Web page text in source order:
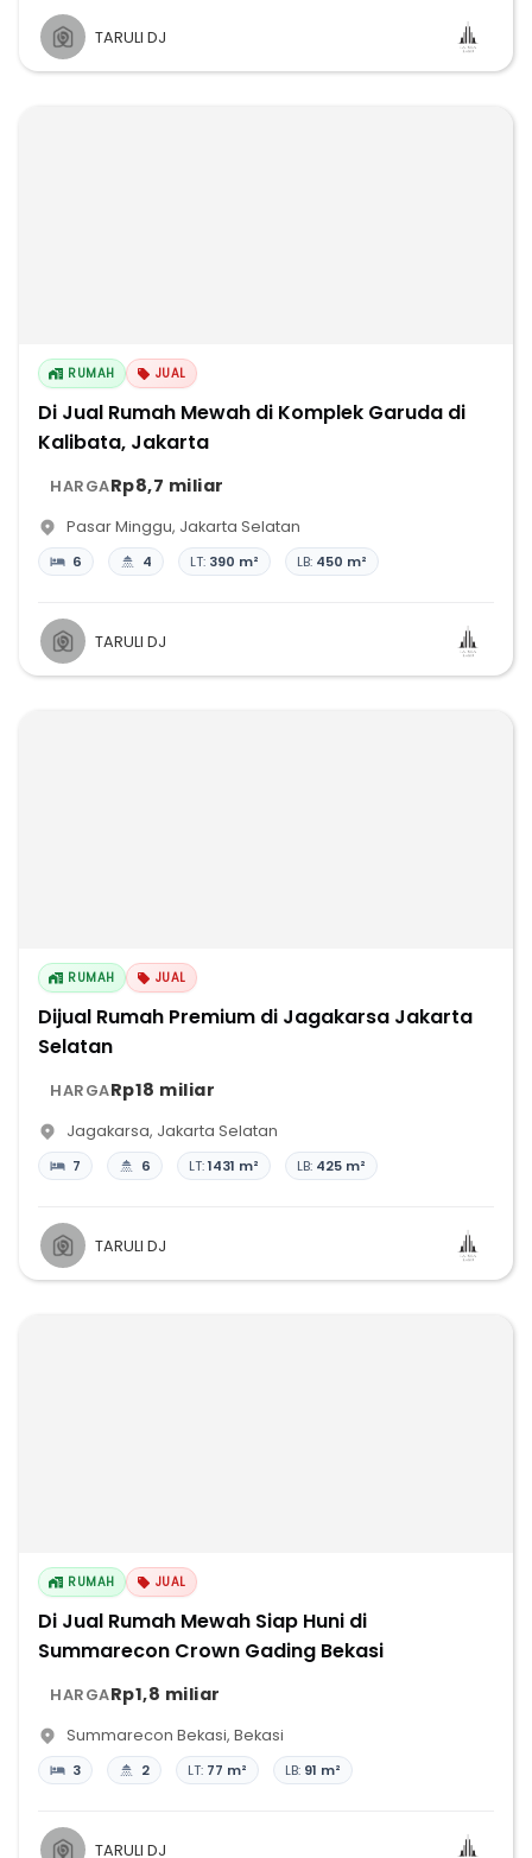
TARULI DJ
RUMAH JUAL
Di Jual Rumah Mewah di Komplek Garuda di
Kalibata, Jakarta
HARGARp8,7 miliar
Pasar Minggu, Jakarta Selatan
6 4 LT: 390 m² LB: 450 m²
TARULI DJ
RUMAH JUAL
Dijual Rumah Premium di Jagakarsa Jakarta
Selatan
HARGARp18 miliar
Jagakarsa, Jakarta Selatan
7 6 LT:1431 m² LB: 425 m²
TARULI DJ
RUMAH JUAL
Di Jual Rumah Mewah Siap Huni di
Summarecon Crown Gading Bekasi
HARGARp1,8 miliar
Summarecon Bekasi, Bekasi
3 2 LT: 77 m² LB: 91 m²
TARULI DJ